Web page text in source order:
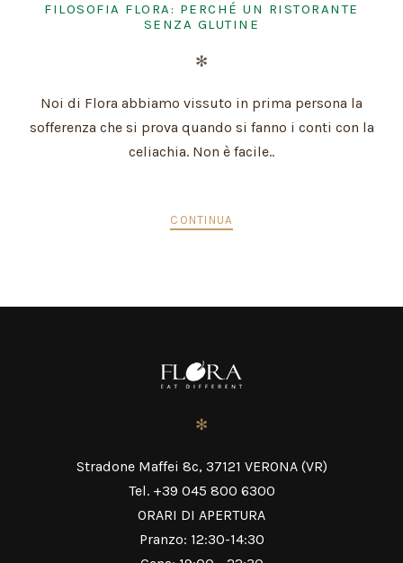
FILOSOFIA FLORA: PERCHÉ UN RISTORANTE
SENZA GLUTINE
✻
Noi di Flora abbiamo vissuto in prima persona la
sofferenza che si prova quando si fanno i conti con la
celiachia. Non è facile..
CONTINUA
✻
Stradone Maffei 8c, 37121 VERONA (VR)
Tel. +39 045 800 6300
ORARI DI APERTURA
Pranzo: 12:30-14:30